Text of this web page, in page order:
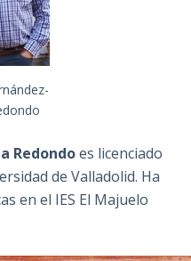
Redondoes licenciado
de Valladolid. Ha
en el IES El Majuelo